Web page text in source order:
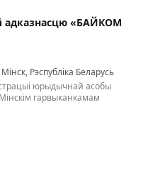
адказнасцю «БАЙКОМ
Рэспубліка Беларусь
юрыдычнай асобы
гарвыканкамам